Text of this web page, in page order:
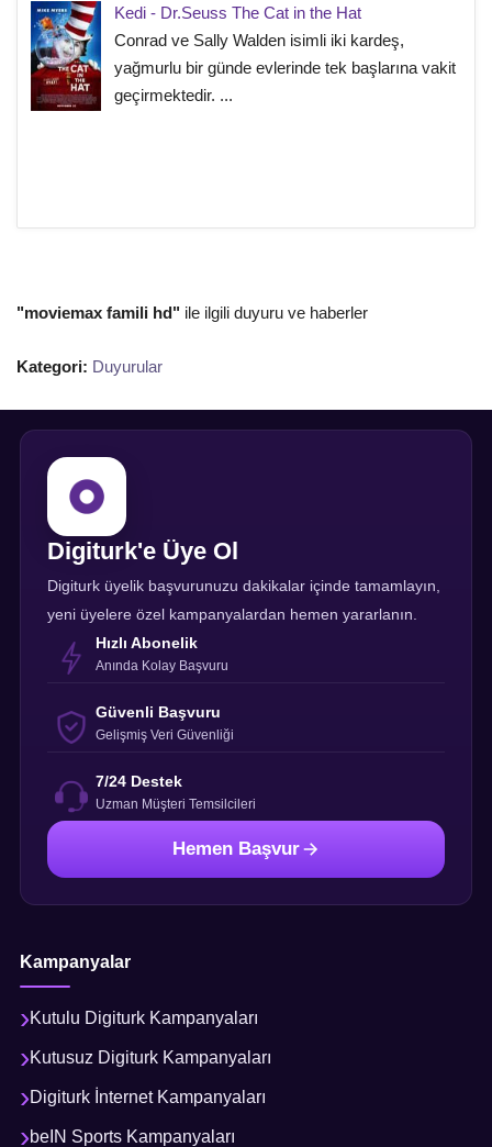
Kedi - Dr.Seuss The Cat in the Hat
Conrad ve Sally Walden isimli iki kardeş,
yağmurlu bir günde evlerinde tek başlarına vakit
geçirmektedir. ...
"moviemax famili hd" ile ilgili duyuru ve haberler
Kategori: Duyurular
Digiturk'e Üye Ol
Digiturk üyelik başvurunuzu dakikalar içinde tamamlayın,
yeni üyelere özel kampanyalardan hemen yararlanın.
Hızlı Abonelik
Anında Kolay Başvuru
Güvenli Başvuru
Gelişmiş Veri Güvenliği
7/24 Destek
Uzman Müşteri Temsilcileri
Hemen Başvur
Kampanyalar
Kutulu Digiturk Kampanyaları
Kutusuz Digiturk Kampanyaları
Digiturk İnternet Kampanyaları
beIN Sports Kampanyaları